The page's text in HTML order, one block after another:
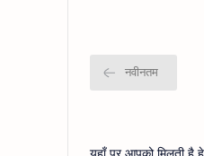
यहाँ पर आपको मिलती है